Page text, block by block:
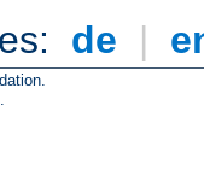
de |
.